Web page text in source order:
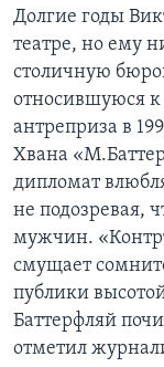
Долгие годы
театре, но ему
столичную
относившуюся
антреприза в
Хвана
дипломат
не подозревая,
мужчин.
смущает
публики
Баттерфляй
отметил